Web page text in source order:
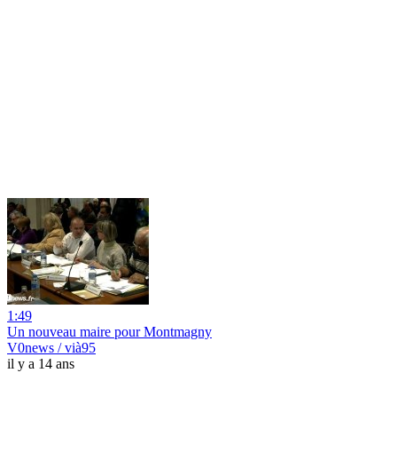
1:49
Un nouveau maire pour Montmagny
V0news / vià95
il y a 14 ans